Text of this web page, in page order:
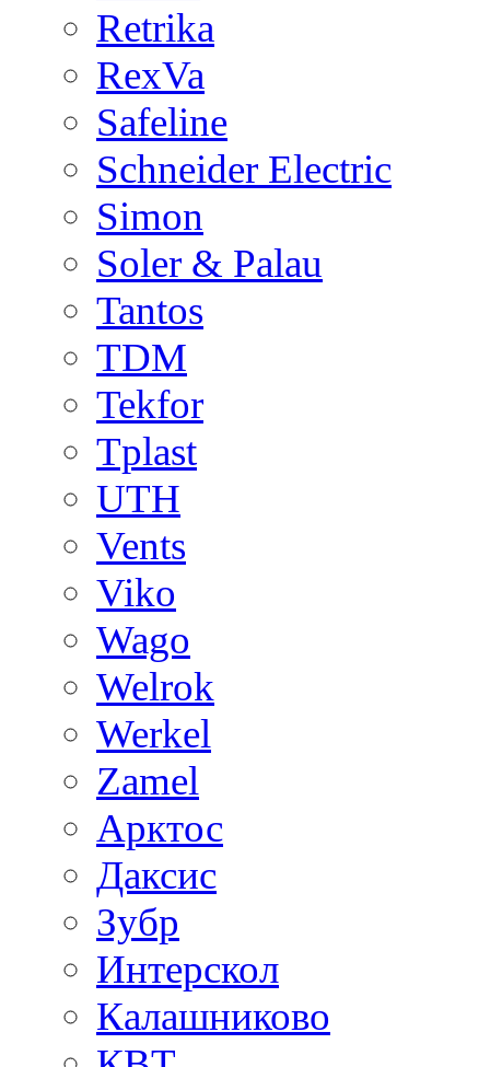
Retrika
RexVa
Safeline
Schneider Electric
Simon
Soler & Palau
Tantos
TDM
Tekfor
Tplast
UTH
Vents
Viko
Wago
Welrok
Werkel
Zamel
Арктос
Даксис
Зубр
Интерскол
Калашниково